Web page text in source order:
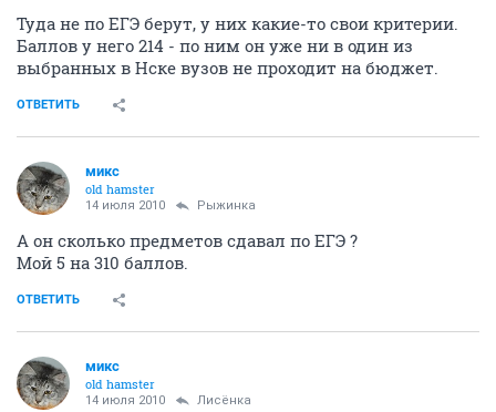
Туда не по ЕГЭ берут, у них какие-то свои критерии.
Баллов у него 214 - по ним он уже ни в один из
выбранных в Нске вузов не проходит на бюджет.
ОТВЕТИТЬ
микс
old hamster
14 июля 2010 Рыжинка
А он сколько предметов сдавал по ЕГЭ ?
Мой 5 на 310 баллов.
ОТВЕТИТЬ
микс
old hamster
14 июля 2010 Лисёнка